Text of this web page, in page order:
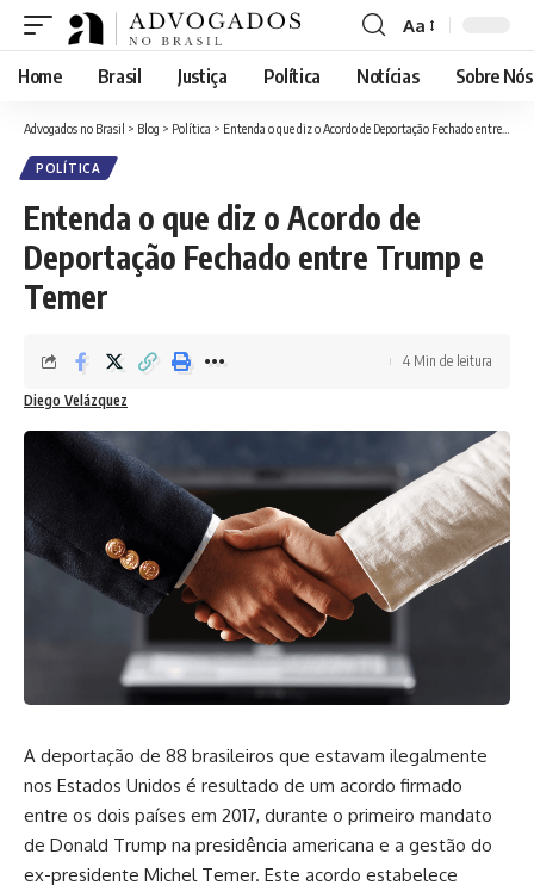
Font
Resizer
Aa
Home Brasil Justiça Política Notícias Sobre Nós
Advogados no Brasil > Blog > Política > Entenda o que diz o Acordo de Deportação Fechado entre Trump e Temer
POLÍTICA
Entenda o que diz o Acordo de
Deportação Fechado entre Trump e
Temer
Diego Velázquez
4 Min de leitura
A deportação de 88 brasileiros que estavam ilegalmente
nos Estados Unidos é resultado de um acordo firmado
entre os dois países em 2017, durante o primeiro mandato
de Donald Trump na presidência americana e a gestão do
ex-presidente Michel Temer. Este acordo estabelece